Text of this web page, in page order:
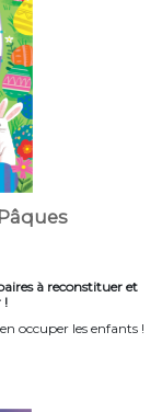
à reconstituer et
!
occuper les enfants !